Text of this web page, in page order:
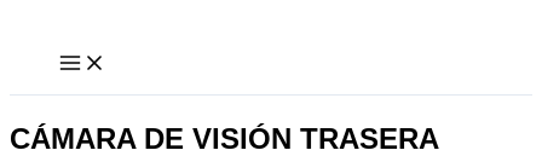
contenido
CÁMARA DE VISIÓN TRASERA
VISIÓN
TRASERA
RENAULT